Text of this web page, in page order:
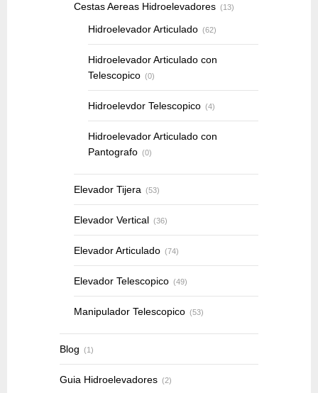
Cestas Aereas Hidroelevadores (13)
Hidroelevador Articulado (62)
Hidroelevador Articulado con
Telescopico (0)
Hidroelevdor Telescopico (4)
Hidroelevador Articulado con
Pantografo (0)
Elevador Tijera (53)
Elevador Vertical (36)
Elevador Articulado (74)
Elevador Telescopico (49)
Manipulador Telescopico (53)
Blog (1)
Guia Hidroelevadores (2)